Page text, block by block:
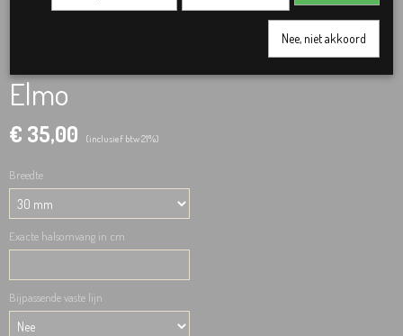
Elmo
€ 35,00 (inclusief btw 21%)
Breedte
Exacte halsomvang in cm
Bijpassende vaste lijn
Nee, niet akkoord